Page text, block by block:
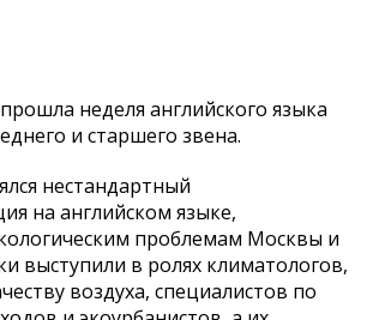
неделя английского языка
и старшего звена.
нестандартный
на английском языке,
проблемам Москвы и
выступили в ролях климатологов,
воздуха, специалистов по